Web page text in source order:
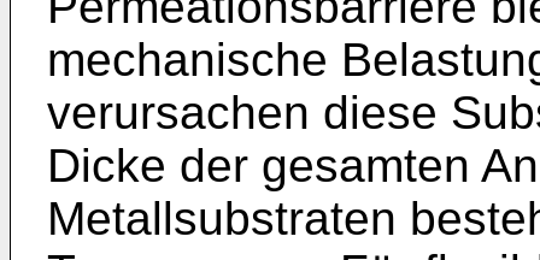
mechanische
verursachen diese
Dicke der gesamten
Metallsubstraten